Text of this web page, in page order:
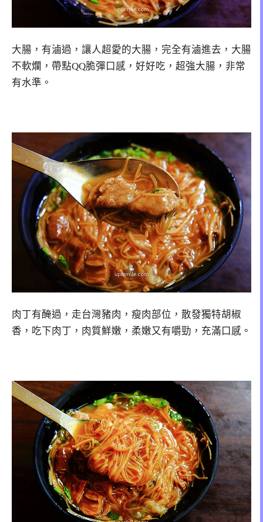
大腸，有滷過，讓人超愛的大腸，完全有滷進去，大腸
不軟爛，帶點QQ脆彈口感，好好吃，超強大腸，非常
有水準。
肉丁有醃過，走台灣豬肉，瘦肉部位，散發獨特胡椒
香，吃下肉丁，肉質鮮嫩，柔嫩又有嚼勁，充滿口感。